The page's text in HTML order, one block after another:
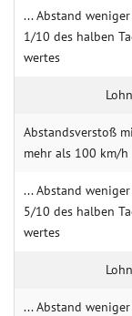
... Abstand
1/10 des halben
wertes
Abstands­verstoß
mehr als 100 km/h
... Abstand
5/10 des halben
wertes
... Abstand